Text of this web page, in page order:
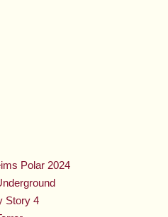
Polar 2024
Story 4